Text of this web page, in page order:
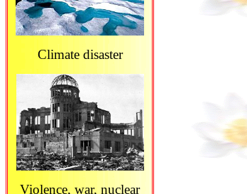
Climate disaster
Violence, war, nuclear